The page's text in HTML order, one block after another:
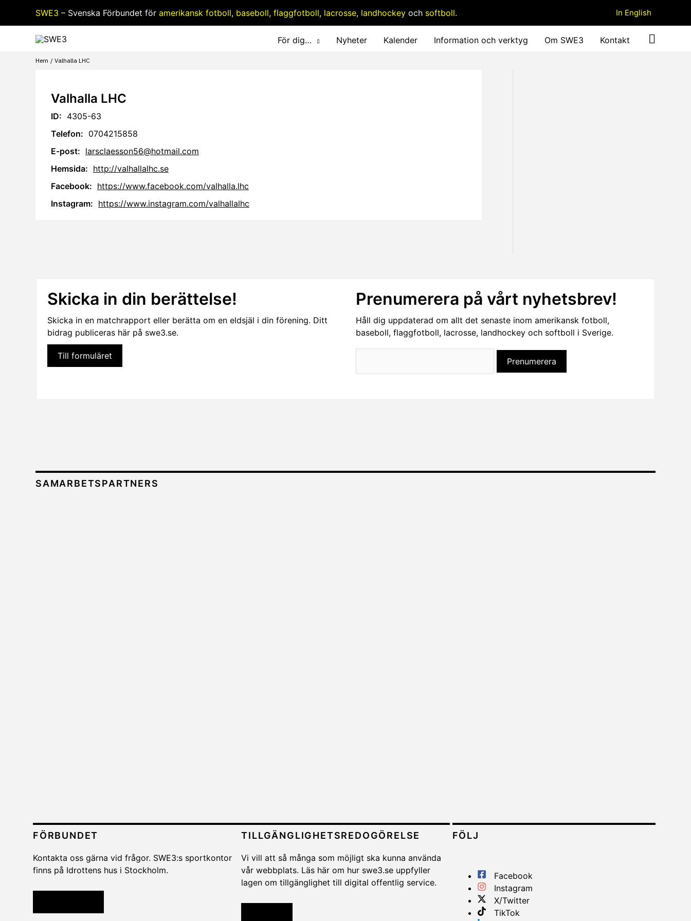
SWE3 – Svenska Förbundet för amerikansk fotboll, baseboll, flaggfotboll, lacrosse, landhockey och softboll. In English
För dig… Nyheter Kalender Information och verktyg Om SWE3 Kontakt
Hem Valhalla LHC
Valhalla LHC
ID: 4305-63
Telefon: 0704215858
E-post: larsclaesson56@hotmail.com
Hemsida: http://valhallalhc.se
Facebook: https://www.facebook.com/valhalla.lhc
Instagram: https://www.instagram.com/valhallalhc
Skicka in din berättelse!
Skicka in en matchrapport eller berätta om en eldsjäl i din förening. Ditt
bidrag publiceras här på swe3.se.
Till formuläret
Prenumerera på vårt nyhetsbrev!
Håll dig uppdaterad om allt det senaste inom amerikansk fotboll,
baseboll, flaggfotboll, lacrosse, landhockey och softboll i Sverige.
SAMARBETSPARTNERS
FÖRBUNDET
Kontakta oss gärna vid frågor. SWE3:s sportkontor
finns på Idrottens hus i Stockholm.
TILLGÄNGLIGHETSREDOGÖRELSE
Vi vill att så många som möjligt ska kunna använda
vår webbplats. Läs här om hur swe3.se uppfyller
lagen om tillgänglighet till digital offentlig service.
FÖLJ
Facebook
Instagram
X/Twitter
TikTok